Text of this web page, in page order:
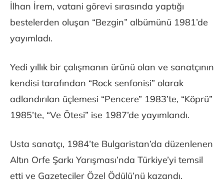
İlhan İrem, vatani görevi sırasında yaptığı
bestelerden oluşan “Bezgin” albümünü 1981’de
yayımladı.
Yedi yıllık bir çalışmanın ürünü olan ve sanatçının
kendisi tarafından “Rock senfonisi” olarak
adlandırılan üçlemesi “Pencere” 1983’te, “Köprü”
1985’te, “Ve Ötesi” ise 1987’de yayımlandı.
Usta sanatçı, 1984’te Bulgaristan’da düzenlenen
Altın Orfe Şarkı Yarışması’nda Türkiye’yi temsil
etti ve Gazeteciler Özel Ödülü’nü kazandı.